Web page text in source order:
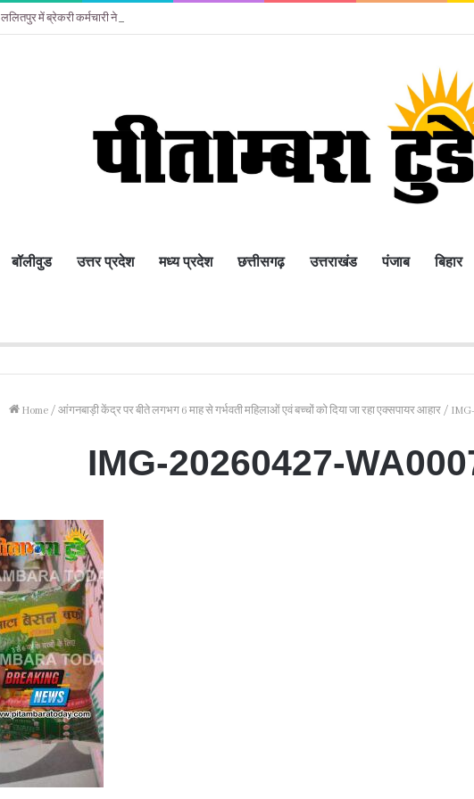
ललितपुर में ब्रेकरी कर्मचारी ने नाना के घर किया सुसाइड
बॉलीवुड उत्तर प्रदेश मध्य प्रदेश छत्तीसगढ़ उत्तराखंड पंजाब बिहार
Home / आंगनबाड़ी केंद्र पर बीते लगभग 6 माह से गर्भवती महिलाओं एवं बच्चों को दिया जा रहा एक्सपायर आहार /
IMG-20260427-